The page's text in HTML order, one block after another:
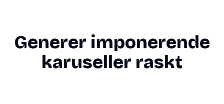
Generer imponerende
karuseller raskt